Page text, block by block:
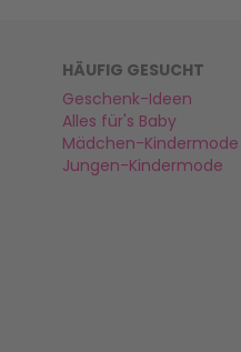
HÄUFIG GESUCHT
Geschenk-Ideen
Alles für's Baby
Mädchen-Kindermode
Jungen-Kindermode